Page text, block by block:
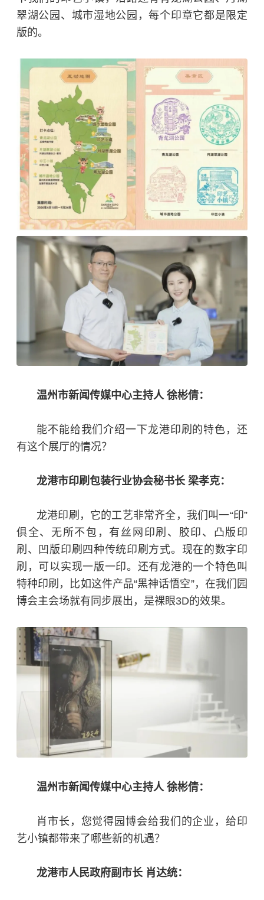
翠湖公园、城市湿地公园，每个印章它都是限定
版的。
温州市新闻传媒中心主持人 徐彬倩：
能不能给我们介绍一下龙港印刷的特色，还
有这个展厅的情况？
龙港市印刷包装行业协会秘书长 梁孝克：
龙港印刷，它的工艺非常齐全，我们叫一“印”
俱全、无所不包，有 丝网印刷 、胶印、凸版印
刷、凹版印刷四种传统印刷方式。现在的数字印
刷，可以实现一版一印。还有龙港的一个特色叫
特种印刷，比如这件产品“黑神话悟空”，在我们园
博会主会场就有同步展出，是裸眼3D的效果。
温州市新闻传媒中心主持人 徐彬倩：
肖市长，您觉得园博会给我们的企业，给印
艺小镇都带来了哪些新的机遇？
龙港市人民政府副市长 肖达统：